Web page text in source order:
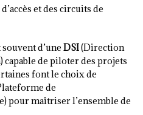
et des circuits de
d’une DSI(Direction
capable de piloter des projets
font le choix de
de
pour maîtriser l’ensemble de